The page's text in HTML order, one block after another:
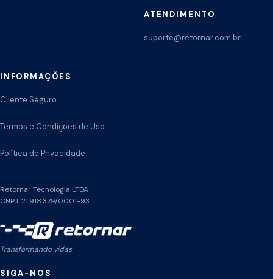
ATENDIMENTO
suporte@retornar.com.br
INFORMAÇÕES
Cliente Seguro
Termos e Condições de Uso
Política de Privacidade
Retornar Tecnologia LTDA
CNPJ: 21.918.379/0001-93
Transformando vidas
SIGA-NOS